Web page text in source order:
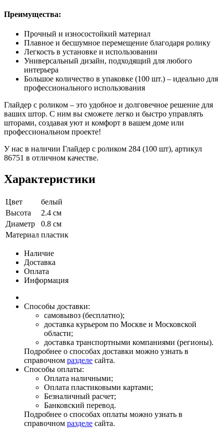
Преимущества:
Прочный и износостойкий материал
Плавное и бесшумное перемещение благодаря ролику
Легкость в установке и использовании
Универсальный дизайн, подходящий для любого
интерьера
Большое количество в упаковке (100 шт.) – идеально для
профессионального использования
Глайдер с роликом – это удобное и долговечное решение для
ваших штор. С ним вы сможете легко и быстро управлять
шторами, создавая уют и комфорт в вашем доме или
профессиональном проекте!
У нас в наличии Глайдер с роликом 284 (100 шт), артикул
86751 в отличном качестве.
Характеристики
Цвет
белый
Высота
2.4 см
Диаметр
0.8 см
Материал пластик
Наличие
Доставка
Оплата
Информация
Способы доставки:
самовывоз (бесплатно);
доставка курьером по Москве и Московской
области;
доставка транспортными компаниями (регионы).
Подробнее о способах доставки можно узнать в
справочном разделе сайта.
Способы оплаты:
Оплата наличными;
Оплата пластиковыми картами;
Безналичный расчет;
Банковский перевод.
Подробнее о способах оплаты можно узнать в
справочном разделе сайта.